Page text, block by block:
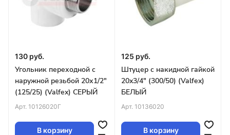
130 руб.
Угольник переходной с
наружной резьбой 20х1/2"
(125/25) (Valfex) СЕРЫЙ
Арт. 10126020Г
В корзину
125 руб.
Штуцер с накидной гайкой
20x3/4" (300/50) (Valfex)
БЕЛЫЙ
Арт. 10136020
В корзину